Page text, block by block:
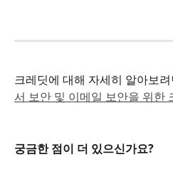
크레딧에 대해 자세히 알아보
서 보안 및 이메일 보안을 위한
궁금한 점이 더 있으신가요?